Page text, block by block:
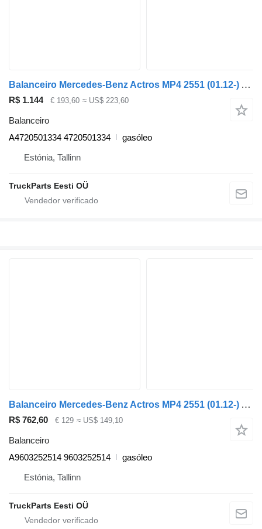
Balanceiro Mercedes-Benz Actros MP4 2551 (01.12-) A4720501334 para camião tractor Mercedes-Benz Actros MP4 Antos Arocs (2012-)
R$ 1.144 € 193,60 ≈ US$ 223,60
Balanceiro
A4720501334 4720501334
gasóleo
Estónia, Tallinn
TruckParts Eesti OÜ
Balanceiro Mercedes-Benz Actros MP4 2551 (01.12-) A9603252514 para camião tractor Mercedes-Benz Actros MP4 Antos Arocs (2012-)
R$ 762,60 € 129 ≈ US$ 149,10
Balanceiro
A9603252514 9603252514
gasóleo
Estónia, Tallinn
TruckParts Eesti OÜ